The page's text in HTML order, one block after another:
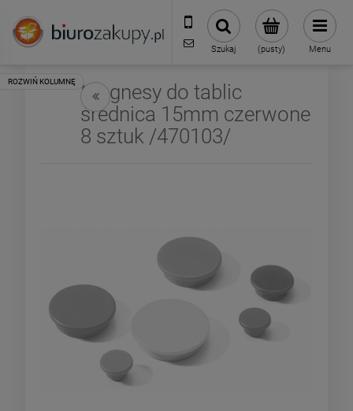
32 70 50 250
sklep@biurozakupy.pl
(pusty)
Szukaj Menu
Magnesy do tablic
średnica 15mm czerwone
8 sztuk /470103/